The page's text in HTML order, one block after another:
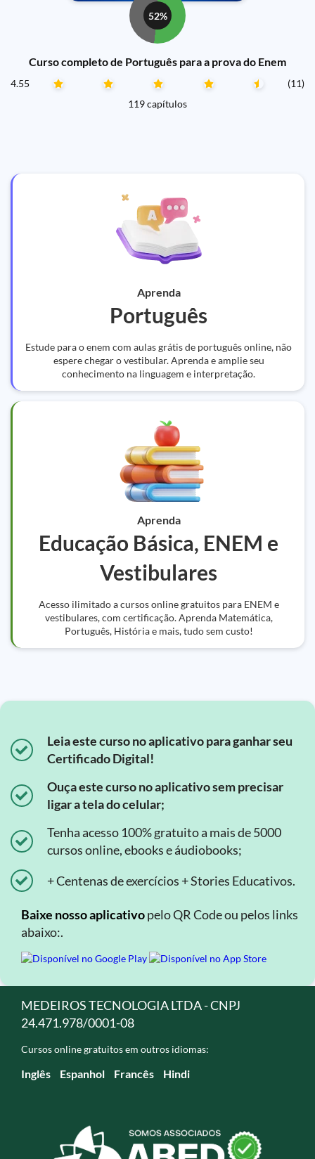
52%
Curso completo de Português para a prova do Enem
4.55
(11)
119 capítulos
Aprenda
Português
Estude para o enem com aulas grátis de português online, não
espere chegar o vestibular. Aprenda e amplie seu
conhecimento na linguagem e interpretação.
Aprenda
Educação Básica, ENEM e
Vestibulares
Acesso ilimitado a cursos online gratuitos para ENEM e
vestibulares, com certificação. Aprenda Matemática,
Português, História e mais, tudo sem custo!
Leia este curso no aplicativo para ganhar seu
Certificado Digital!
Ouça este curso no aplicativo sem precisar
ligar a tela do celular;
Tenha acesso 100% gratuito a mais de 5000
cursos online, ebooks e áudiobooks;
+ Centenas de exercícios + Stories Educativos.
Baixe nosso aplicativopelo QR Code ou pelos links
abaixo:.
MEDEIROS TECNOLOGIA LTDA - CNPJ
24.471.978/0001-08
Cursos online gratuitos em outros idiomas:
Inglês Espanhol Francês Hindi